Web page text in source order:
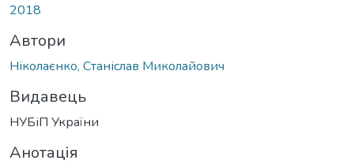
2018
Автори
Ніколаєнко, Станіслав Миколайович
Видавець
НУБіП України
Анотація